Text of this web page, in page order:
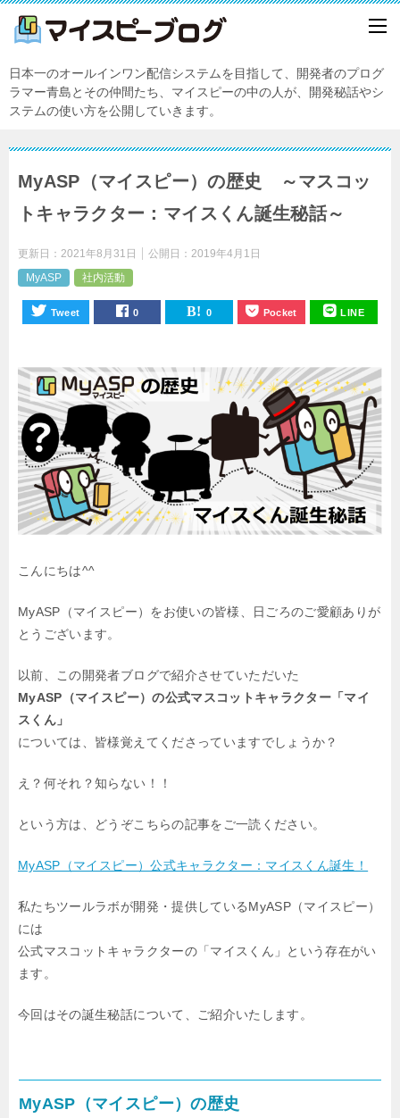
日本一のオールインワン配信システムを目指して、開発者のプログ
ラマー青島とその仲間たち、マイスピーの中の人が、開発秘話やシ
ステムの使い方を公開していきます。
MyASP（マイスピー）の歴史 ～マスコッ
トキャラクター：マイスくん誕生秘話～
更新日： 2021年8月31日 公開日： 2019年4月1日
MyASP
社内活動
Tweet 0 0 Pocket LINE
こんにちは^^
MyASP（マイスピー）をお使いの皆様、日ごろのご愛顧ありが
とうございます。
以前、この開発者ブログで紹介させていただいた
MyASP（マイスピー）の公式マスコットキャラクター「マイ
スくん」
については、皆様覚えてくださっていますでしょうか？
え？何それ？知らない！！
という方は、どうぞこちらの記事をご一読ください。
MyASP（マイスピー）公式キャラクター：マイスくん誕生！
私たちツールラボが開発・提供しているMyASP（マイスピー）
には
公式マスコットキャラクターの「マイスくん」という存在がい
ます。
今回はその誕生秘話について、ご紹介いたします。
MyASP（マイスピー）の歴史